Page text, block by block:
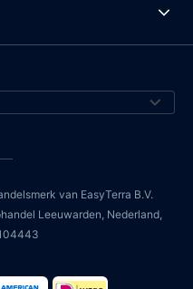
van EasyTerra B.V.
Leeuwarden, Nederland,